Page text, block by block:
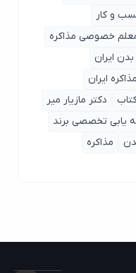
کار
خصوصی مذاکره
دکتر مازیار میر
تخصصی برند
مذاکره